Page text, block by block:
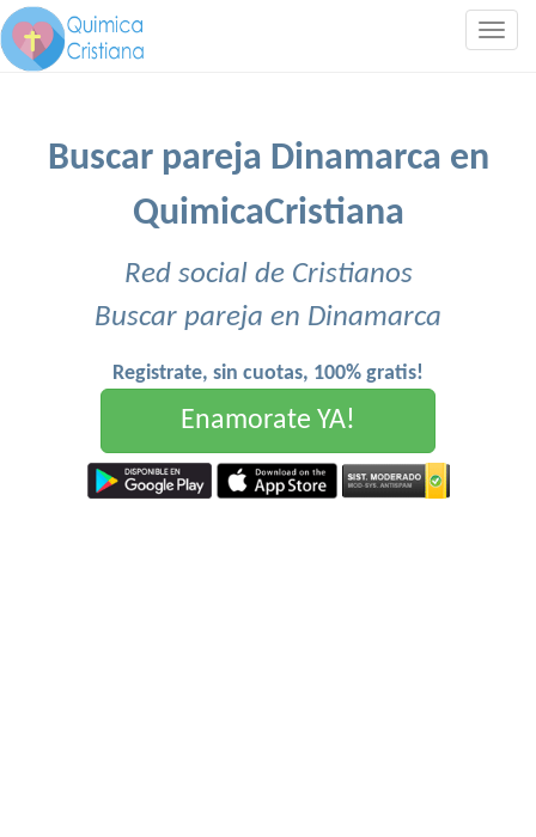
Buscar pareja Dinamarca en
QuimicaCristiana
Red social de Cristianos
Buscar pareja en Dinamarca
Registrate, sin cuotas, 100% gratis!
Enamorate YA!